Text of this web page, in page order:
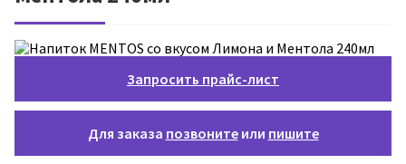
Запросить прайс-лист
Для заказа позвонитеили пишите